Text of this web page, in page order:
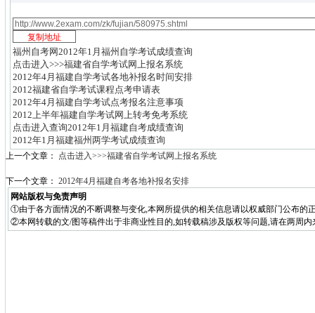
福州自考网2012年1月福州自学考试成绩查询
点击进入>>>福建省自学考试网上报名系统
2012年4月福建自学考试各地补报名时间安排
2012福建省自学考试课程点考申请表
2012年4月福建自学考试点考报名注意事项
2012上半年福建自学考试网上转考免考系统
点击进入查询2012年1月福建自考成绩查询
2012年1月福建福州两学考试成绩查询
上一个文章： 点击进入>>>福建省自学考试网上报名系统
下一个文章： 2012年4月福建自考各地补报名安排
网站版权与免责声明
①由于各方面情况的不断调整与变化,本网所提供的相关信息请以权威部门公布的
②本网转载的文/图等稿件出于非商业性目的,如转载稿涉及版权等问题,请在两周内